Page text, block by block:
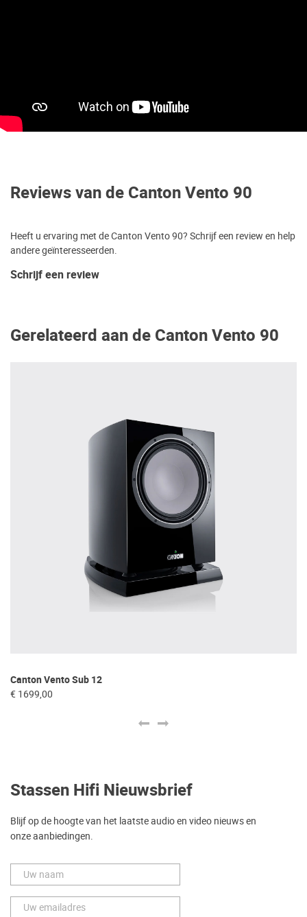
Reviews van de Canton Vento 90
Heeft u ervaring met de Canton Vento 90? Schrijf een review en help
andere geïnteresseerden.
Schrijf een review
Gerelateerd aan de Canton Vento 90
Canton Vento Sub 12
€ 1699,00
Stassen Hifi Nieuwsbrief
Blijf op de hoogte van het laatste audio en video nieuws en
onze aanbiedingen.